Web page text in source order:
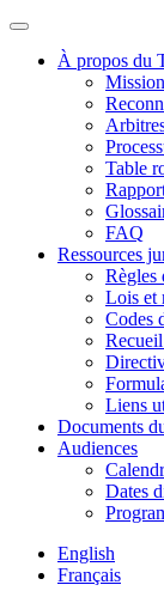
À propos du
Table
FAQ
Ressources
Règles
Lois et
Codes
Liens
Documents
Audiences
Dates
English
Français